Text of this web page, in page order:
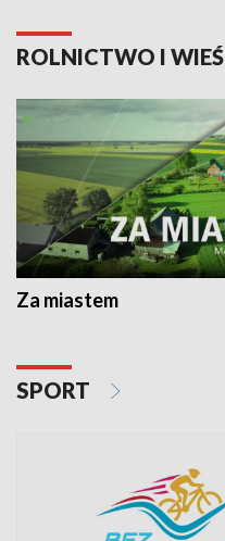
ROLNICTWO I WIEŚ
Za miastem
SPORT